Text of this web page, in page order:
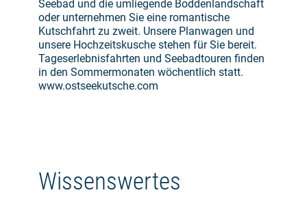
Seebad und die umliegende Boddenlandschaft
oder unternehmen Sie eine romantische
Kutschfahrt zu zweit. Unsere Planwagen und
unsere Hochzeitskusche stehen für Sie bereit.
Tageserlebnisfahrten und Seebadtouren finden
in den Sommermonaten wöchentlich statt.
www.ostseekutsche.com
Wissenswertes